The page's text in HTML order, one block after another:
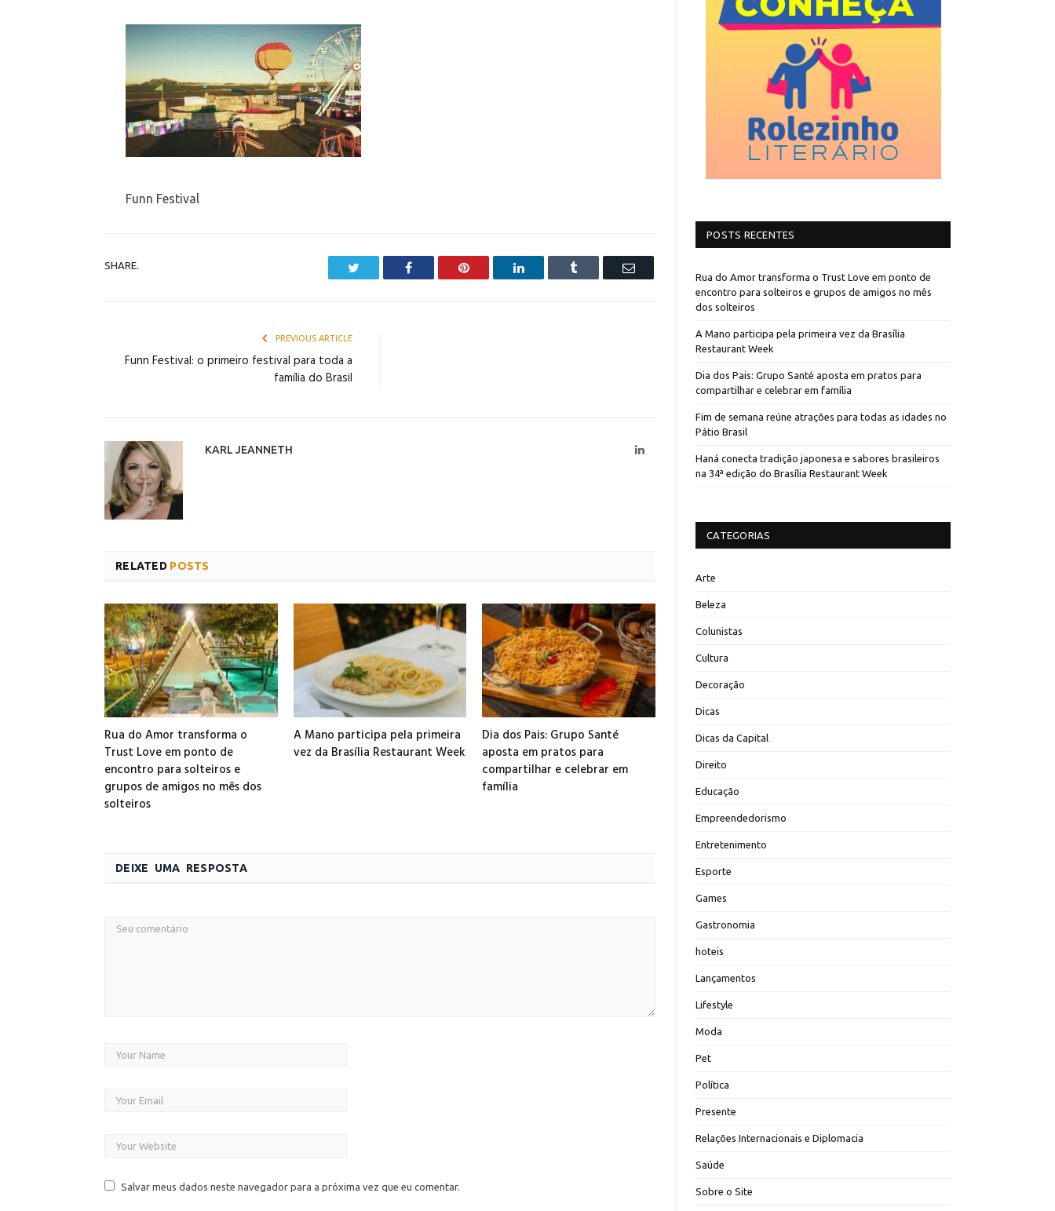
Funn Festival
SHARE. Facebook Pinterest LinkedIn Tumblr Email
PREVIOUS ARTICLE
Funn Festival: o primeiro festival para toda a
família do Brasil
KARL JEANNETH LinkedIn
RELATED POSTS
Rua do Amor transforma o
Trust Love em ponto de
encontro para solteiros e
grupos de amigos no mês dos
solteiros
A Mano participa pela primeira
vez da Brasília Restaurant Week
Dia dos Pais: Grupo Santé
aposta em pratos para
compartilhar e celebrar em
família
DEIXE UMA RESPOSTA
Salvar meus dados neste navegador para a próxima vez que eu comentar.
POSTS RECENTES
Rua do Amor transforma o Trust Love em ponto de
encontro para solteiros e grupos de amigos no mês
dos solteiros
A Mano participa pela primeira vez da Brasília
Restaurant Week
Dia dos Pais: Grupo Santé aposta em pratos para
compartilhar e celebrar em família
Fim de semana reúne atrações para todas as idades no
Pátio Brasil
Haná conecta tradição japonesa e sabores brasileiros
na 34ª edição do Brasília Restaurant Week
CATEGORIAS
Arte
Beleza
Colunistas
Cultura
Decoração
Dicas
Dicas da Capital
Direito
Educação
Empreendedorismo
Entretenimento
Esporte
Games
Gastronomia
hoteis
Lançamentos
Lifestyle
Moda
Pet
Política
Presente
Relações Internacionais e Diplomacia
Saúde
Sobre o Site